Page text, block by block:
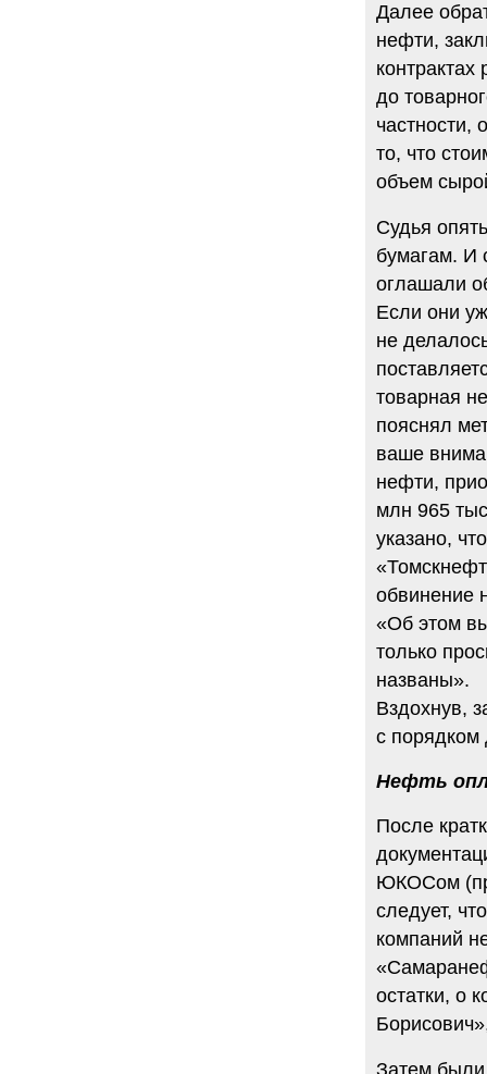
Далее
нефти,
до
частности,
то, что
объем
Судья
бумагам. И
оглашали
Если они
не
товарная
пояснял
ваше
нефти,
млн 965
указано,
обвинение
«Об этом
только
названы».
Вздохнув,
с порядком
Нефть
После
ЮКОСом
следует,
компаний
остатки, о
Затем